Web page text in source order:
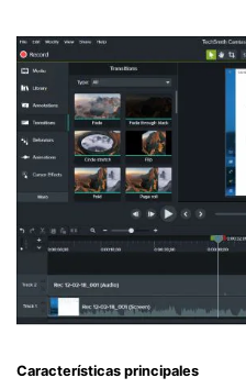
Características principales